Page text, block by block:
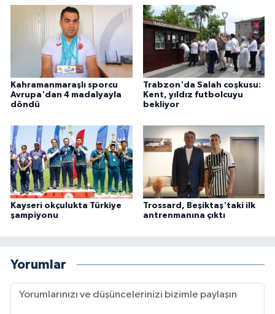
Kahramanmaraşlı sporcu
Avrupa'dan 4 madalyayla
döndü
Trabzon'da Salah coşkusu:
Kent, yıldız futbolcuyu
bekliyor
Kayseri okçulukta Türkiye
şampiyonu
Trossard, Beşiktaş'taki ilk
antrenmanına çıktı
Yorumlar